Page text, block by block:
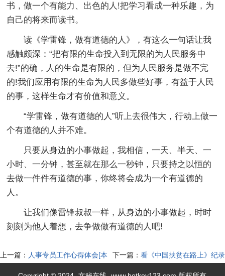
书，做一个有能力、出色的人!把学习看成一种乐趣，为
自己的将来而读书。
读《学雷锋，做有道德的人》，有这么一句话让我
感触颇深：“把有限的生命投入到无限的为人民服务中
去!”的确，人的生命是有限的，但为人民服务是做不完
的!我们应用有限的生命为人民多做些好事，有益于人民
的事，这样生命才有价值和意义。
“学雷锋，做有道德的人”听上去很伟大，行动上做一
个有道德的人并不难。
只要从身边的小事做起，我相信，一天、半天、一
小时、一分钟，甚至就在那么一秒钟，只要持之以恒的
去做一件件有道德的事，你终将会成为一个有道德的
人。
让我们像雷锋叔叔一样，从身边的小事做起，时时
刻刻为他人着想，去争做做有道德的人吧!
上一篇： 人事专员工作心得体会[本
下一篇： 看《中国扶贫在路上》纪录
片观后感心得体会800字新版【多